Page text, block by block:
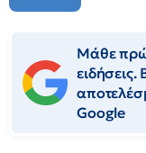
Μάθε
Google